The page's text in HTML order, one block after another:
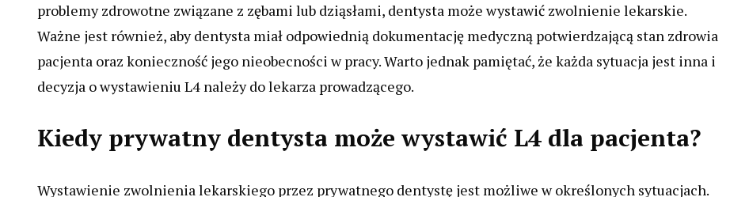
problemy zdrowotne związane z zębami lub dziąsłami, dentysta może wystawić zwolnienie lekarskie.
Ważne jest również, aby dentysta miał odpowiednią dokumentację medyczną potwierdzającą stan zdrowia
pacjenta oraz konieczność jego nieobecności w pracy. Warto jednak pamiętać, że każda sytuacja jest inna i
decyzja o wystawieniu L4 należy do lekarza prowadzącego.
Kiedy prywatny dentysta może wystawić L4 dla pacjenta?
Wystawienie zwolnienia lekarskiego przez prywatnego dentystę jest możliwe w określonych sytuacjach.